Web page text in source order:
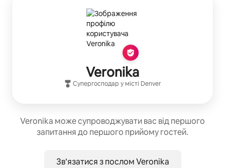
Veronika
Супергосподар у місті Denver
Veronika може супроводжувати вас від першого
запитання до першого прийому гостей.
Зв’язатися з послом Veronika